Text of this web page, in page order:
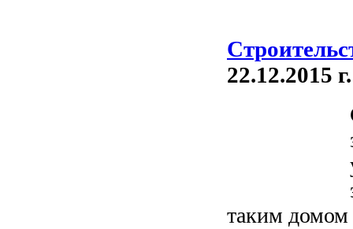
22.12.2015 г.
таким домом